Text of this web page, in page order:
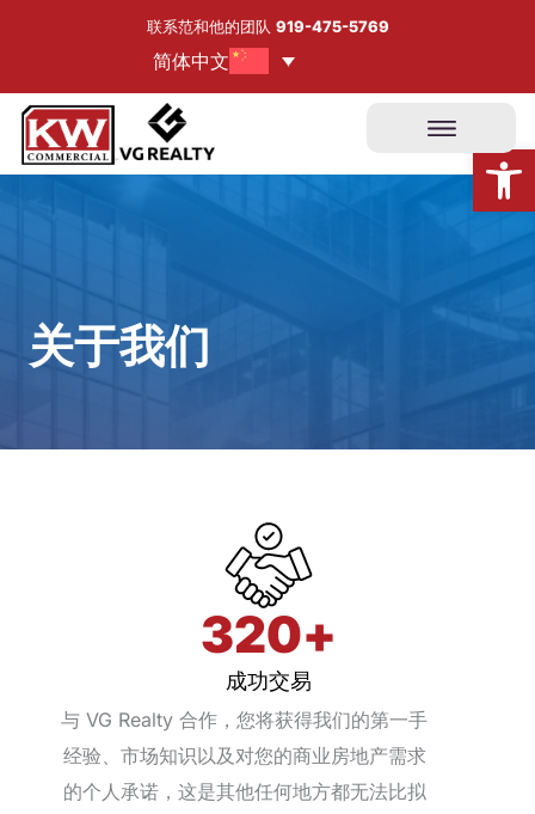
打开工具栏
联系范和他的团队 919-475-5769
简体中文
关于我们
成功交易
320+
与 VG Realty 合作，您将获得我们的第一手
经验、市场知识以及对您的商业房地产需求
的个人承诺，这是其他任何地方都无法比拟